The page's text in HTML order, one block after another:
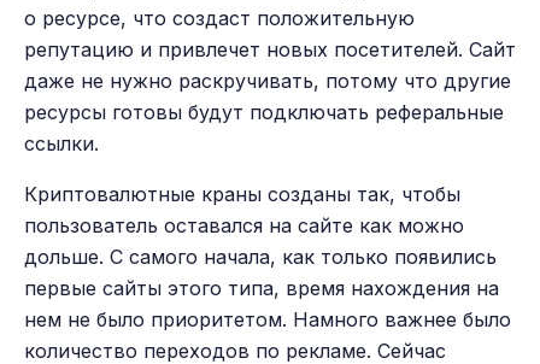
о ресурсе, что создаст положительную
репутацию и привлечет новых посетителей. Сайт
даже не нужно раскручивать, потому что другие
ресурсы готовы будут подключать реферальные
ссылки.
Криптовалютные краны созданы так, чтобы
пользователь оставался на сайте как можно
дольше. С самого начала, как только появились
первые сайты этого типа, время нахождения на
нем не было приоритетом. Намного важнее было
количество переходов по рекламе. Сейчас